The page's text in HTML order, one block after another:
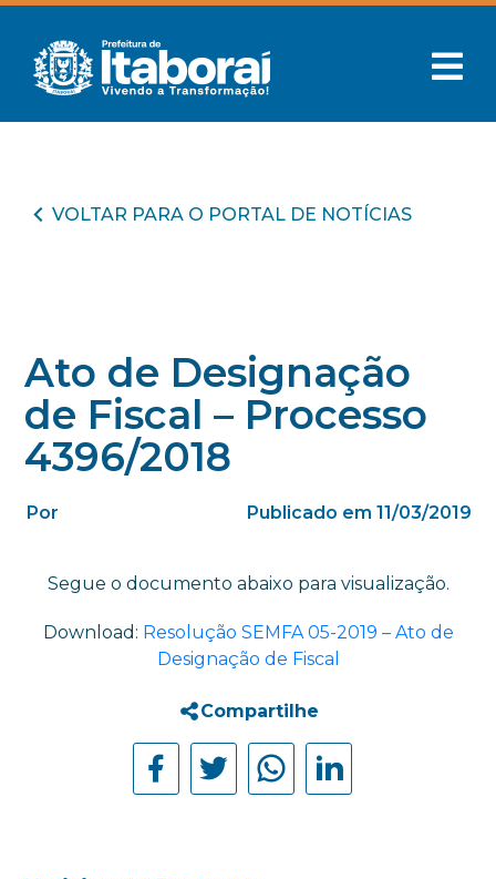
VOLTAR PARA O PORTAL DE NOTÍCIAS
Ato de Designação
de Fiscal – Processo
4396/2018
Por Publicado em 11/03/2019
Segue o documento abaixo para visualização.
Download: Resolução SEMFA 05-2019 – Ato de
Designação de Fiscal
Compartilhe